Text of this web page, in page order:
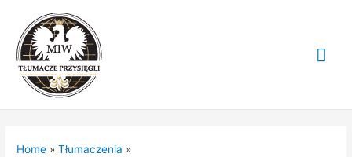
Home
Tłumaczenia